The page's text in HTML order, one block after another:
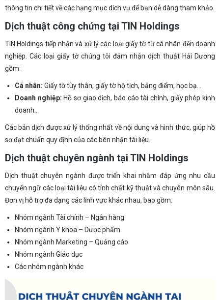
thông tin chi tiết về các hạng mục dịch vụ để bạn dễ dàng tham khảo.
Dịch thuật công chứng tại TIN Holdings
TIN Holdings tiếp nhận và xử lý các loại giấy tờ từ cá nhân đến doanh
nghiệp. Các loại giấy tờ chúng tôi đảm nhận dịch thuật Hải Dương
gồm:
Cá nhân: Giấy tờ tùy thân, giấy tờ hộ tịch, bảng điểm, học bạ…
Doanh nghiệp: Hồ sơ giao dịch, báo cáo tài chính, giấy phép kinh
doanh…
Các bản dịch được xử lý thống nhất về nội dung và hình thức, giúp hồ
sơ đạt chuẩn quy định của các bên nhận tài liệu.
Dịch thuật chuyên ngành tại TIN Holdings
Dịch thuật chuyên ngành được triển khai nhằm đáp ứng nhu cầu
chuyển ngữ các loại tài liệu có tính chất kỹ thuật và chuyên môn sâu.
Đơn vị hỗ trợ đa dạng các lĩnh vực khác nhau, bao gồm:
Nhóm ngành Tài chính – Ngân hàng
Nhóm ngành Y khoa – Dược phẩm
Nhóm ngành Marketing – Quảng cáo
Nhóm ngành Giáo dục
Các nhóm ngành khác